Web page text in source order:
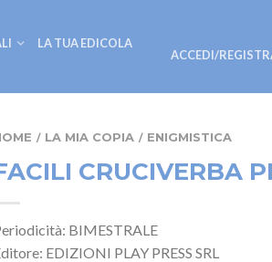
LA TUA EDICOLA
ACCEDI/
/ LA MIA COPIA / ENIGMISTICA
CRUCIVERBA
BIMESTRALE
EDIZIONI PLAY PRESS SRL